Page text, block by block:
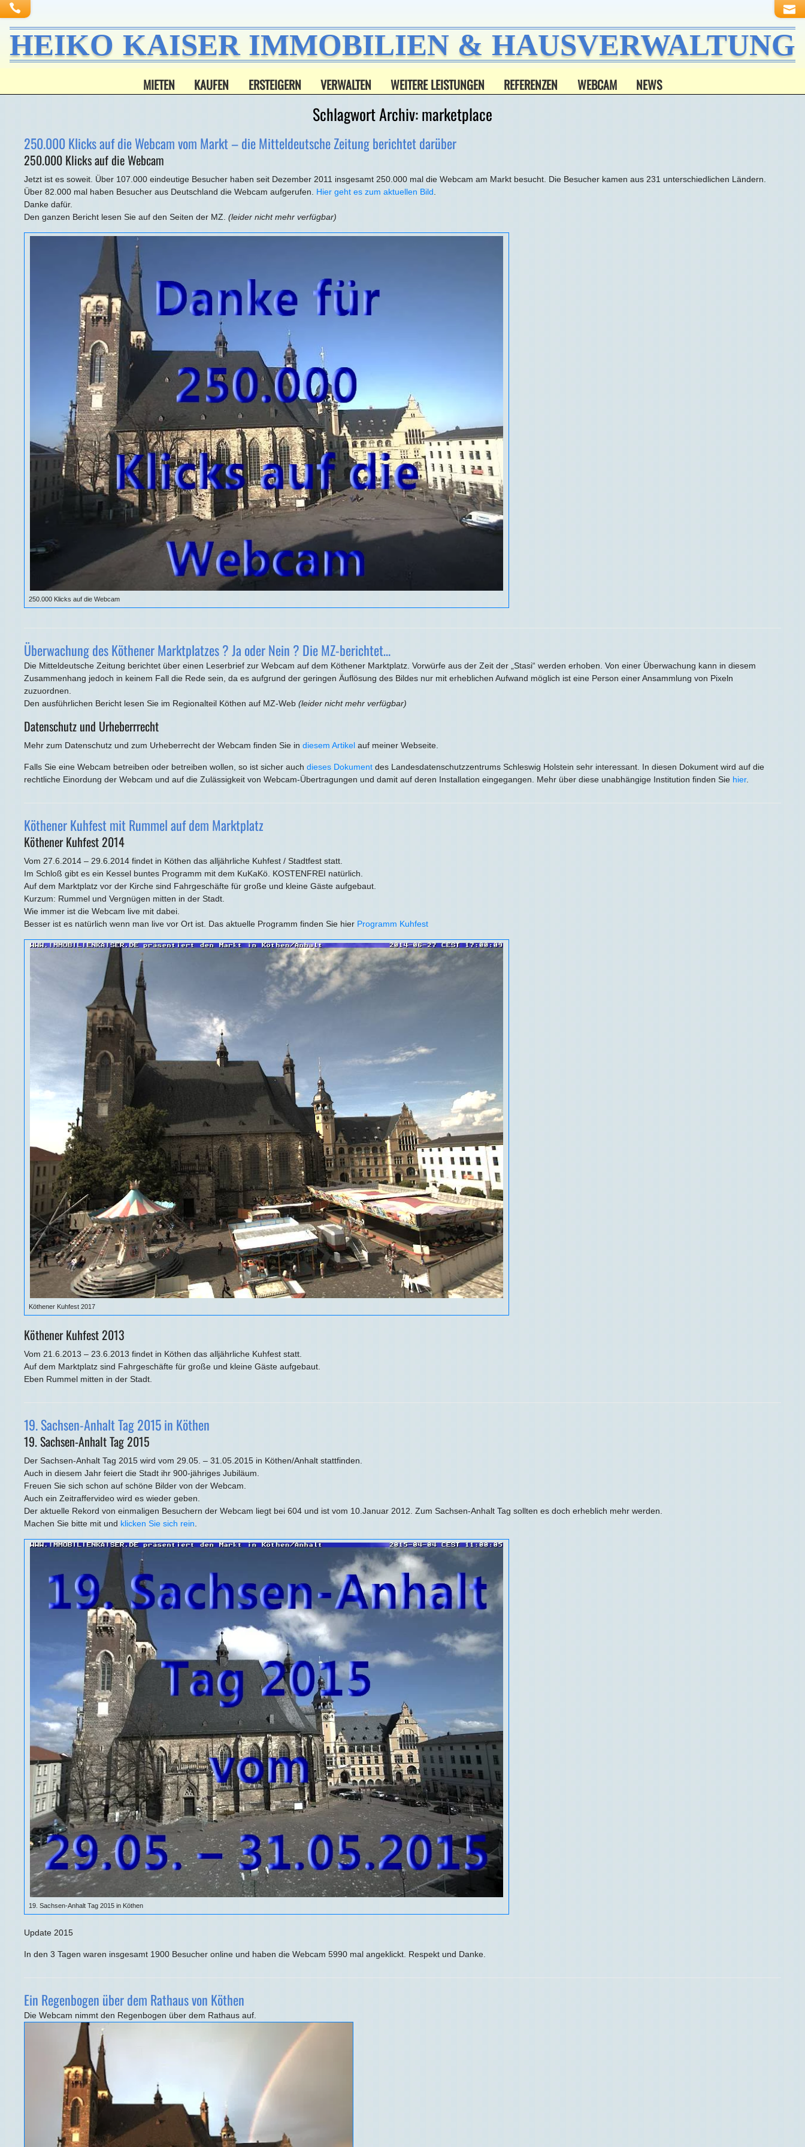
HEIKO KAISER IMMOBILIEN & HAUSVERWALTUNG
MIETEN KAUFEN ERSTEIGERN VERWALTEN WEITERE LEISTUNGEN REFERENZEN WEBCAM NEWS
Schlagwort Archiv:marketplace
250.000 Klicks auf die Webcam vom Markt – die Mitteldeutsche Zeitung berichtet darüber
250.000 Klicks auf die Webcam
Jetzt ist es soweit. Über 107.000 eindeutige Besucher haben seit Dezember 2011 insgesamt 250.000 mal die Webcam am Markt besucht. Die Besucher kamen aus 231 unterschiedlichen Ländern.
Über 82.000 mal haben Besucher aus Deutschland die Webcam aufgerufen. Hier geht es zum aktuellen Bild
Danke dafür.
Den ganzen Bericht lesen Sie auf den Seiten der MZ.(leider nicht mehr verfügbar)
250.000 Klicks auf die Webcam
Überwachung des Köthener Marktplatzes ? Ja oder Nein ? Die MZ-berichtet…
Die Mitteldeutsche Zeitung berichtet über einen Leserbrief zur Webcam auf dem Köthener Marktplatz. Vorwürfe aus der Zeit der „Stasi“ werden erhoben. Von einer Überwachung kann in diesem
Zusammenhang jedoch in keinem Fall die Rede sein, da es aufgrund der geringen Äuflösung des Bildes nur mit erheblichen Aufwand möglich ist eine Person einer Ansammlung von Pixeln
zuzuordnen.
Den ausführlichen Bericht lesen Sie im Regionalteil Köthen auf MZ-Web(leider nicht mehr verfügbar)
Datenschutz und Urheberrrecht
Mehr zum Datenschutz und zum Urheberrecht der Webcam finden Sie indiesem Artikel auf meiner Webseite.
Falls Sie eine Webcam betreiben oder betreiben wollen, so ist sicher auchdieses Dokument des Landesdatenschutzzentrums Schleswig Holstein sehr interessant. In diesen Dokument wird auf die
rechtliche Einordung der Webcam und auf die Zulässigkeit von Webcam-Übertragungen und damit auf deren Installation eingegangen. Mehr über diese unabhängige Institution finden Sie hier.
Köthener Kuhfest mit Rummel auf dem Marktplatz
Köthener Kuhfest 2014
Vom 27.6.2014 – 29.6.2014 findet in Köthen das alljährliche Kuhfest / Stadtfest statt.
Im Schloß gibt es ein Kessel buntes Programm mit dem KuKaKö. KOSTENFREI natürlich.
Auf dem Marktplatz vor der Kirche sind Fahrgeschäfte für große und kleine Gäste aufgebaut.
Kurzum: Rummel und Vergnügen mitten in der Stadt.
Wie immer ist die Webcam live mit dabei.
Besser ist es natürlich wenn man live vor Ort ist. Das aktuelle Programm finden Sie hier Programm Kuhfest
Köthener Kuhfest 2017
Köthener Kuhfest 2013
Vom 21.6.2013 – 23.6.2013 findet in Köthen das alljährliche Kuhfest statt.
Auf dem Marktplatz sind Fahrgeschäfte für große und kleine Gäste aufgebaut.
Eben Rummel mitten in der Stadt.
19. Sachsen-Anhalt Tag 2015 in Köthen
19. Sachsen-Anhalt Tag 2015
Der Sachsen-Anhalt Tag 2015 wird vom 29.05. – 31.05.2015 in Köthen/Anhalt stattfinden.
Auch in diesem Jahr feiert die Stadt ihr 900-jähriges Jubiläum.
Freuen Sie sich schon auf schöne Bilder von der Webcam.
Auch ein Zeitraffervideo wird es wieder geben.
Der aktuelle Rekord von einmaligen Besuchern der Webcam liegt bei 604 und ist vom 10.Januar 2012. Zum Sachsen-Anhalt Tag sollten es doch erheblich mehr werden.
Machen Sie bitte mit und klicken Sie sich rein
19. Sachsen-Anhalt Tag 2015 in Köthen
Update 2015
In den 3 Tagen waren insgesamt 1900 Besucher online und haben die Webcam 5990 mal angeklickt. Respekt und Danke.
Ein Regenbogen über dem Rathaus von Köthen
Die Webcam nimmt den Regenbogen über dem Rathaus auf.